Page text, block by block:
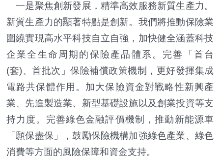
一是聚焦創新發展，精準高效服務新質生產力。
新質生產力的顯著特點是創新。我們將推動保險業
圍繞實現高水平科技自立自強，加快健全涵蓋科技
企業全生命周期的保險產品體系。完善「首台
(套)、首批次」保險補償政策機制，更好發揮集成
電路共保體作用。加大保險資金對戰略性新興產
業、先進製造業、新型基礎設施以及創業投資等支
持力度。完善綠色金融評價機制，推動新能源車
「願保盡保」，鼓勵保險機構加強綠色產業、綠色
消費等方面的風險保障和資金支持。